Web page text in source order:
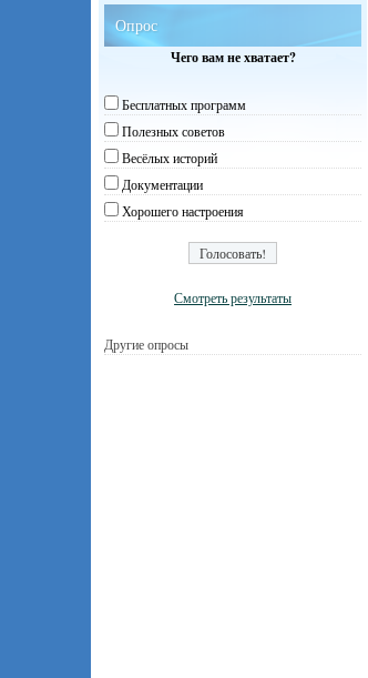
Опрос
Чего вам не хватает?
Бесплатных программ
Полезных советов
Весёлых историй
Документации
Хорошего настроения
Смотреть результаты
Другие опросы